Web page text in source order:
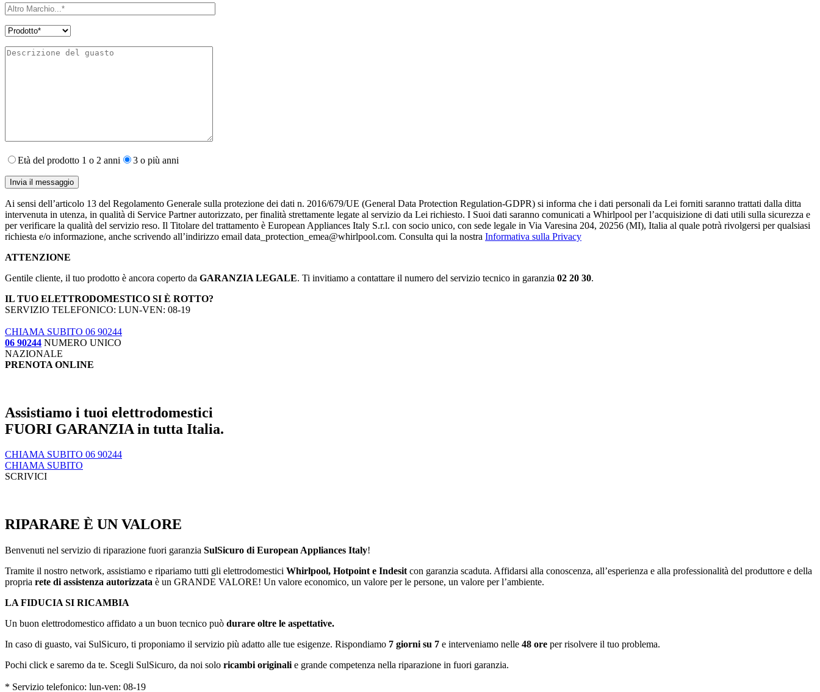
Età del prodotto 1 o 2 anni 3 o più anni
Ai sensi dell’articolo 13 del Regolamento Generale sulla protezione dei dati n. 2016/679/UE (General Data Protection Regulation-GDPR) si informa che i dati personali da Lei forniti saranno​ trattati dalla ditta
intervenuta in utenza,​ in qualità di Service Partner autorizzato, per finalità strettamente legate al servizio da Lei richiesto. I S​uoi dati saranno comunicati a Whirlpool per l’acquisizione di dati utili sulla sicurezza e
per verificare la qualità del servizio reso. Il Titolare del trattamento è European Appliances Italy S.r.l. con socio unico, con sede legale in Via Varesina 204, 20256 (MI), Italia al quale potrà rivolgersi per qualsiasi
richiesta e/o informazione, anche scrivendo all’indirizzo email data_protection_emea@whirlpool.com. Consulta qui la nostra Informativa sulla Privacy
ATTENZIONE
Gentile cliente, il tuo prodotto è ancora coperto da GARANZIA LEGALE. Ti invitiamo a contattare il numero del servizio tecnico in garanzia 02 20 30.
IL TUO ELETTRODOMESTICO SI È ROTTO?
SERVIZIO TELEFONICO: LUN-VEN: 08-19
CHIAMA SUBITO 06 90244
06 90244 NUMERO UNICO
NAZIONALE
PRENOTA ONLINE
Assistiamo i tuoi elettrodomestici
FUORI GARANZIA in tutta Italia.
CHIAMA SUBITO 06 90244
CHIAMA SUBITO
SCRIVICI
RIPARARE È UN VALORE
Benvenuti nel servizio di riparazione fuori garanzia SulSicuro di European Appliances Italy!
Tramite il nostro network, assistiamo e ripariamo tutti gli elettrodomestici Whirlpool, Hotpoint e Indesit con garanzia scaduta. Affidarsi alla conoscenza, all’esperienza e alla professionalità del produttore e della
propria rete di assistenza autorizzata è un GRANDE VALORE! Un valore economico, un valore per le persone, un valore per l’ambiente.
LA FIDUCIA SI RICAMBIA
Un buon elettrodomestico affidato a un buon tecnico può durare oltre le aspettative.
In caso di guasto, vai SulSicuro, ti proponiamo il servizio più adatto alle tue esigenze. Rispondiamo 7 giorni su 7 e interveniamo nelle 48 ore per risolvere il tuo problema.
Pochi click e saremo da te. Scegli SulSicuro, da noi solo ricambi originali e grande competenza nella riparazione in fuori garanzia.
* Servizio telefonico: lun-ven: 08-19